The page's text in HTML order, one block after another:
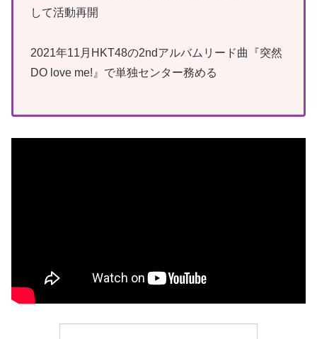
して活動再開
2021年11月HKT48の2ndアルバムリード曲『突然
DO love me!』で単独センター務める